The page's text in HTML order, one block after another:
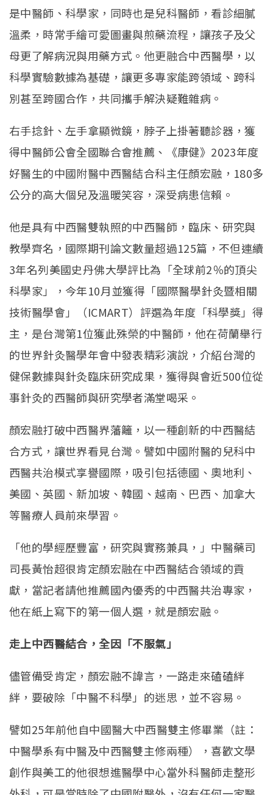
是中醫師、科學家，同時也是兒科醫師，看診細膩
溫柔，時常手繪可愛圖畫與煎藥流程，讓孩子及父
母更了解病況與用藥方式。他更融合中西醫學，以
科學實驗數據為基礎，讓更多專家能跨領域、跨科
別甚至跨國合作，共同攜手解決疑難雜病。
右手捻針、左手拿顯微鏡，脖子上掛著聽診器，獲
得中醫師公會全國聯合會推薦、《康健》2023年度
好醫生的中國附醫中西醫結合科主任顏宏融，180多
公分的高大個兒及溫暖笑容，深受病患信賴。
他是具有中西醫雙執照的中西醫師，臨床、研究與
教學齊名，國際期刊論文數量超過125篇，不但連續
3年名列美國史丹佛大學評比為「全球前2％的頂尖
科學家」，今年10月並獲得「國際醫學針灸暨相關
技術醫學會」（ICMART）評選為年度「科學獎」得
主，是台灣第1位獲此殊榮的中醫師，他在荷蘭舉行
的世界針灸醫學年會中發表精彩演說，介紹台灣的
健保數據與針灸臨床研究成果，獲得與會近500位從
事針灸的西醫師與研究學者滿堂喝采。
顏宏融打破中西醫界藩籬，以一種創新的中西醫結
合方式，讓世界看見台灣。譬如中國附醫的兒科中
西醫共治模式享譽國際，吸引包括德國、奧地利、
美國、英國、新加坡、韓國、越南、巴西、加拿大
等醫療人員前來學習。
「他的學經歷豐富，研究與實務兼具，」中醫藥司
司長黃怡超很肯定顏宏融在中西醫結合領域的貢
獻，當記者請他推薦國內優秀的中西醫共治專家，
他在紙上寫下的第一個人選，就是顏宏融。
走上中西醫結合，全因「不服氣」
儘管備受肯定，顏宏融不諱言，一路走來磕磕絆
絆，要破除「中醫不科學」的迷思，並不容易。
譬如25年前他自中國醫大中西醫雙主修畢業（註：
中醫學系有中醫及中西醫雙主修兩種），喜歡文學
創作與美工的他很想進醫學中心當外科醫師走整形